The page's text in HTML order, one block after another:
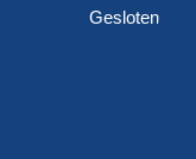
Gesloten